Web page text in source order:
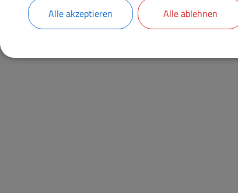
Grundstücks- und Bauausschuss Dittenheim
Gemeinderat Dittenheim
Alle akzeptieren Alle ablehnen